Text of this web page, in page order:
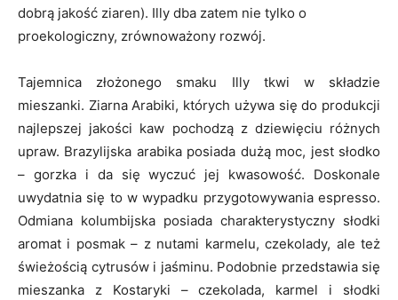
dobrą jakość ziaren). Illy dba zatem nie tylko o
proekologiczny, zrównoważony rozwój.
Tajemnica złożonego smaku Illy tkwi w składzie
mieszanki. Ziarna Arabiki, których używa się do produkcji
najlepszej jakości kaw pochodzą z dziewięciu różnych
upraw. Brazylijska arabika posiada dużą moc, jest słodko
– gorzka i da się wyczuć jej kwasowość. Doskonale
uwydatnia się to w wypadku przygotowywania espresso.
Odmiana kolumbijska posiada charakterystyczny słodki
aromat i posmak – z nutami karmelu, czekolady, ale też
świeżością cytrusów i jaśminu. Podobnie przedstawia się
mieszanka z Kostaryki – czekolada, karmel i słodki